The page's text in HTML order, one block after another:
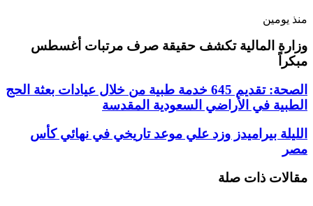
منذ يومين
وزارة المالية تكشف حقيقة صرف مرتبات أغسطس
مبكراً
الصحة: تقديم 645 خدمة طبية من خلال عيادات بعثة الحج
الطبية في الأراضي السعودية المقدسة
الليلة بيراميدز وزد علي موعد تاريخي في نهائي كأس
مصر
مقالات ذات صلة